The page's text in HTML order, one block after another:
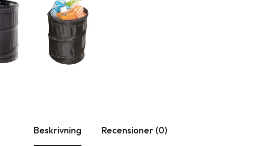
Beskrivning Recensioner (0)